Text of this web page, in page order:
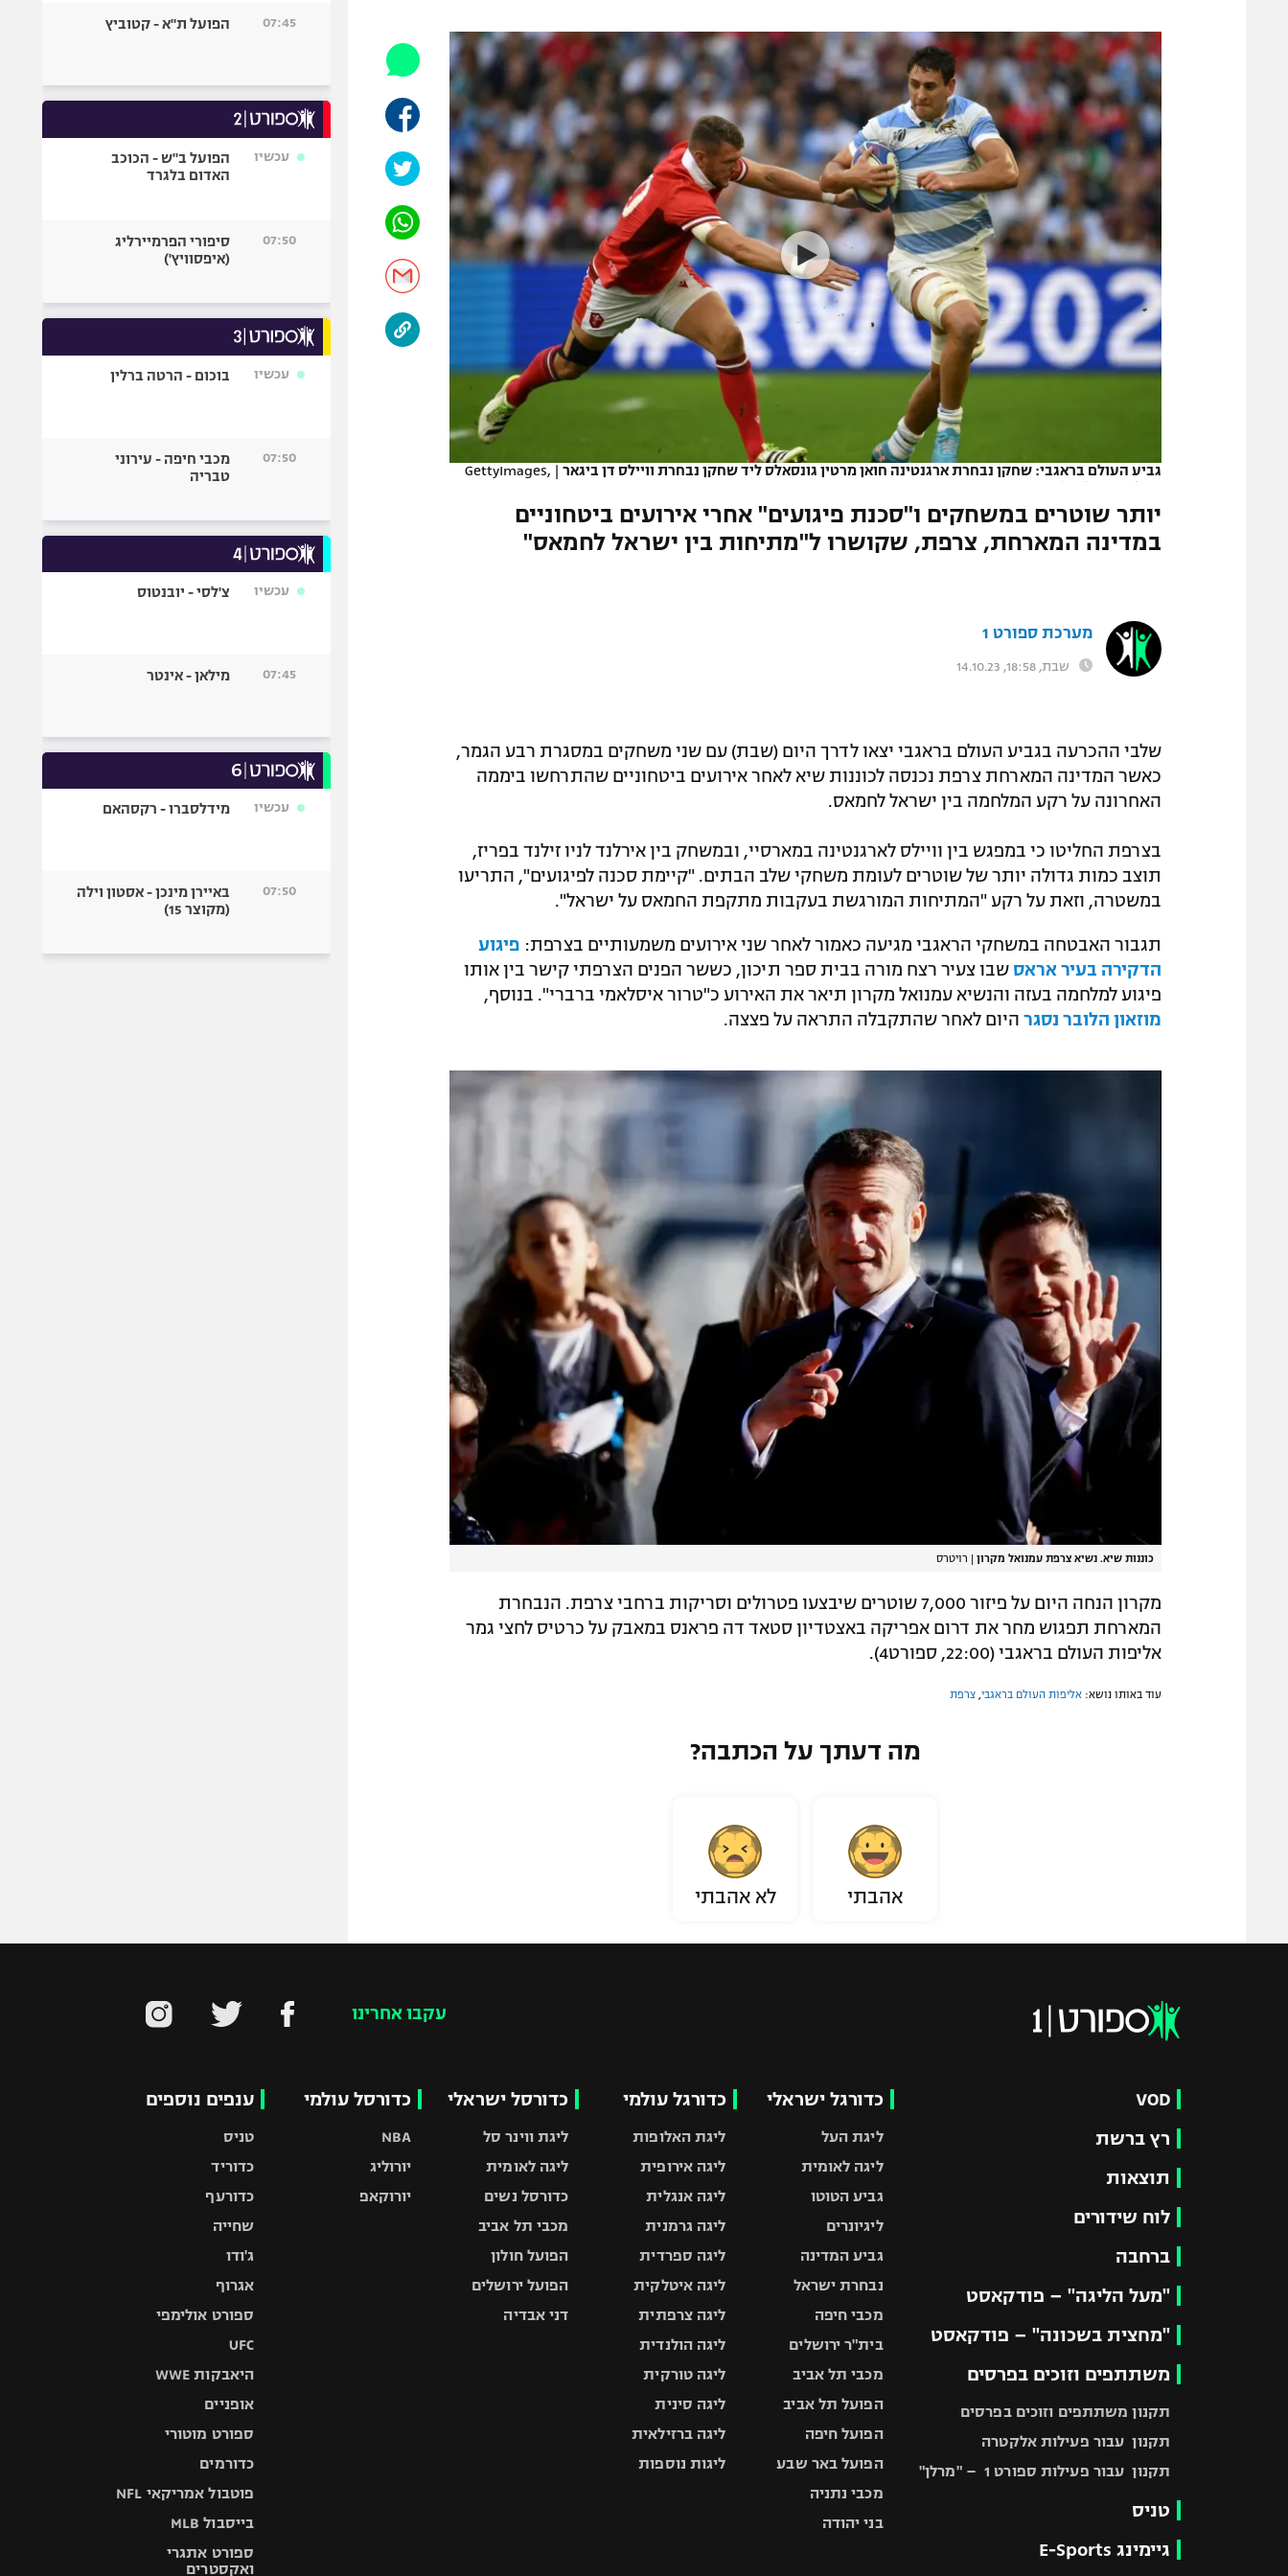
תקנון משתתפים וזוכים בפרסים
תקנון עבור פעילות אלקטרה
תקנון עבור פעילות ספורט 1 – "מרלן"
טניס
גיימינג E-Sports
תנאי שימוש
מדיניות פרטיות
תקנון פעילות ספורט 1
רשיון להקרנה פומבית לבית עסק
הצטרפות לחבילת הערוצים
לוח דרושים – ג'ובנט
הפועל תל אביב
הפועל חיפה
הפועל באר שבע
מכבי נתניה
בני יהודה
ליגה סינית
ליגה ברזילאית
ליגות נוספות
אופניים
כדורמים
פוטבול אמריקאי NFL
בייסבול MLB
ספורט אתגרי
גיימינג E-Sports
גביע העולם בראגבי: שחקן נבחרת ארגנטינה חואן מרטין גונסאלס ליד שחקן נבחרת וויילס דן ביגאר |
GettyImages,
NICOLAS TUCAT/AFP
יותר שוטרים במשחקים ו"סכנת פיגועים" אחרי אירועים ביטחוניים
במדינה המארחת, צרפת, שקושרו ל"מתיחות בין ישראל לחמאס"
מערכת ספורט 1
שבת, 18:58, 14.10.23
שלבי ההכרעה בגביע העולם בראגבי יצאו לדרך היום (שבת) עם שני משחקים במסגרת רבע הגמר,
כאשר המדינה המארחת צרפת נכנסה לכוננות שיא לאחר אירועים ביטחוניים שהתרחשו ביממה
האחרונה על רקע המלחמה בין ישראל לחמאס.
בצרפת החליטו כי במפגש בין וויילס לארגנטינה במארסיי, ובמשחק בין אירלנד לניו זילנד בפריז,
תוצב כמות גדולה יותר של שוטרים לעומת משחקי שלב הבתים. "קיימת סכנה לפיגועים", התריעו
במשטרה, וזאת על רקע "המתיחות המורגשת בעקבות מתקפת החמאס על ישראל".
תגבור האבטחה במשחקי הראגבי מגיעה כאמור לאחר שני אירועים משמעותיים בצרפת: פיגוע
הדקירה בעיר אראס שבו צעיר רצח מורה בבית ספר תיכון, כששר הפנים הצרפתי קישר בין אותו
פיגוע למלחמה בעזה והנשיא עמנואל מקרון תיאר את האירוע כ"טרור איסלאמי ברברי". בנוסף,
מוזאון הלובר נסגר היום לאחר שהתקבלה התראה על פצצה.
כוננות שיא. נשיא צרפת עמנואל מקרון | רויטרס
מקרון הנחה היום על פיזור 7,000 שוטרים שיבצעו פטרולים וסריקות ברחבי צרפת. הנבחרת
המארחת תפגוש מחר את דרום אפריקה באצטדיון סטאד דה פראנס במאבק על כרטיס לחצי גמר
אליפות העולם בראגבי (22:00, ספורט4).
עוד באותו נושא: אליפות העולם בראגבי צרפת
מה דעתך על הכתבה?
אהבתי לא אהבתי
07:45 הפועל ת"א - קטוביץ
עכשיו
הפועל ב"ש - הכוכב
האדום בלגרד
07:50
סיפורי הפרמיירליג
(איפסוויץ')
עכשיו בוכום - הרטה ברלין
07:50
מכבי חיפה - עירוני
טבריה
עכשיו צ'לסי - יובנטוס
07:45 מילאן - אינטר
עכשיו מידלסברו - רקסהאם
07:50
באיירן מינכן - אסטון וילה
(מקוצר 15)
עקבו אחרינו
VOD
רץ ברשת
תוצאות
לוח שידורים
ברחבה
"מעל הליגה" – פודקאסט
"מחצית בשכונה" – פודקאסט
משתתפים וזוכים בפרסים
תקנון משתתפים וזוכים בפרסים
תקנון עבור פעילות אלקטרה
תקנון עבור פעילות ספורט 1 – "מרלן"
טניס
גיימינג E-Sports
כדורגל ישראלי
ליגת העל
ליגה לאומית
גביע הטוטו
ליגיונרים
גביע המדינה
נבחרת ישראל
מכבי חיפה
בית"ר ירושלים
מכבי תל אביב
הפועל תל אביב
הפועל חיפה
הפועל באר שבע
מכבי נתניה
בני יהודה
כדורגל עולמי
ליגת האלופות
ליגה אירופית
ליגה אנגלית
ליגה גרמנית
ליגה ספרדית
ליגה איטלקית
ליגה צרפתית
ליגה הולנדית
ליגה טורקית
ליגה סינית
ליגה ברזילאית
ליגות נוספות
כדורסל ישראלי
ליגת ווינר סל
ליגה לאומית
כדורסל נשים
מכבי תל אביב
הפועל חולון
הפועל ירושלים
דני אבדיה
כדורסל עולמי
NBA
יורוליג
יורוקאפ
ענפים נוספים
טניס
כדוריד
כדורעף
שחייה
ג'ודו
אגרוף
ספורט אולימפי
UFC
היאבקות WWE
אופניים
ספורט מוטורי
כדורמים
פוטבול אמריקאי NFL
בייסבול MLB
ספורט אתגרי
ואקסטרים